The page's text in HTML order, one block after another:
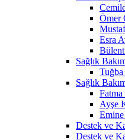
Esra
Sağlık
Sağlık
Ayşe
Destek ve
Destek ve